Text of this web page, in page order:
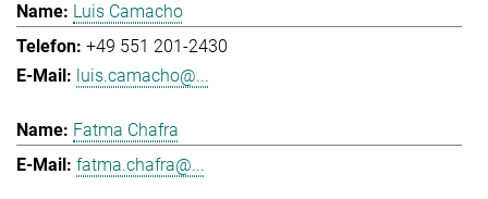
Luis Camacho
+49 551 201-2430
luis.camacho@...
Fatma Chafra
fatma.chafra@...